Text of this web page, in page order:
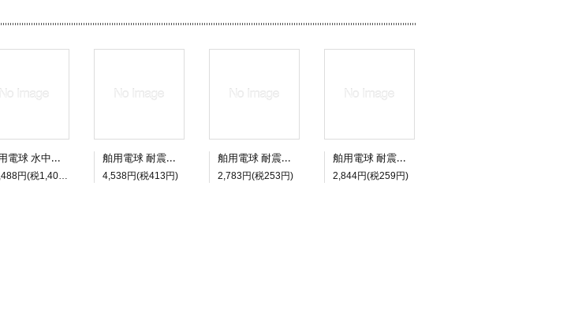
舶用電球 水中灯球 PS127 E39/45 200V 2,000W
15,488円(税1,408円)
舶用電球 耐震電球 24V 300W PS95 E39(透明) 5個セット
4,538円(税413円)
舶用電球 耐震電球 24V 10W A55 E26(透明) 5個セット
2,783円(税253円)
舶用電球 耐震電球 12V 60W A60 E26(透明) 5個セット
2,844円(税259円)